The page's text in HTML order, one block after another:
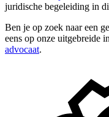
juridische begeleiding in
Ben je op zoek naar een
eens op onze uitgebreide
advocaat.